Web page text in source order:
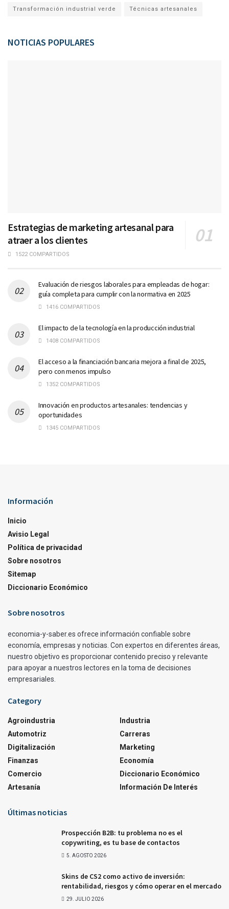
Transformación industrial verde Técnicas artesanales
NOTICIAS POPULARES
Estrategias de marketing artesanal para
atraer a los clientes
1522 COMPARTIDOS
Evaluación de riesgos laborales para empleadas de hogar:
guía completa para cumplir con la normativa en 2025
1416 COMPARTIDOS
El impacto de la tecnología en la producción industrial
1408 COMPARTIDOS
El acceso a la financiación bancaria mejora a final de 2025,
pero con menos impulso
1352 COMPARTIDOS
Innovación en productos artesanales: tendencias y
oportunidades
1345 COMPARTIDOS
Información
Inicio
Avisio Legal
Política de privacidad
Sobre nosotros
Sitemap
Diccionario Económico
Sobre nosotros
economia-y-saber.es ofrece información confiable sobre
economía, empresas y noticias. Con expertos en diferentes áreas,
nuestro objetivo es proporcionar contenido preciso y relevante
para apoyar a nuestros lectores en la toma de decisiones
empresariales.
Category
Agroindustria
Automotriz
Digitalización
Finanzas
Comercio
Artesanía
Industria
Carreras
Marketing
Economía
Diccionario Económico
Información De Interés
Últimas noticias
Prospección B2B: tu problema no es el
copywriting, es tu base de contactos
5. AGOSTO 2026
Skins de CS2 como activo de inversión:
rentabilidad, riesgos y cómo operar en el mercado
29. JULIO 2026